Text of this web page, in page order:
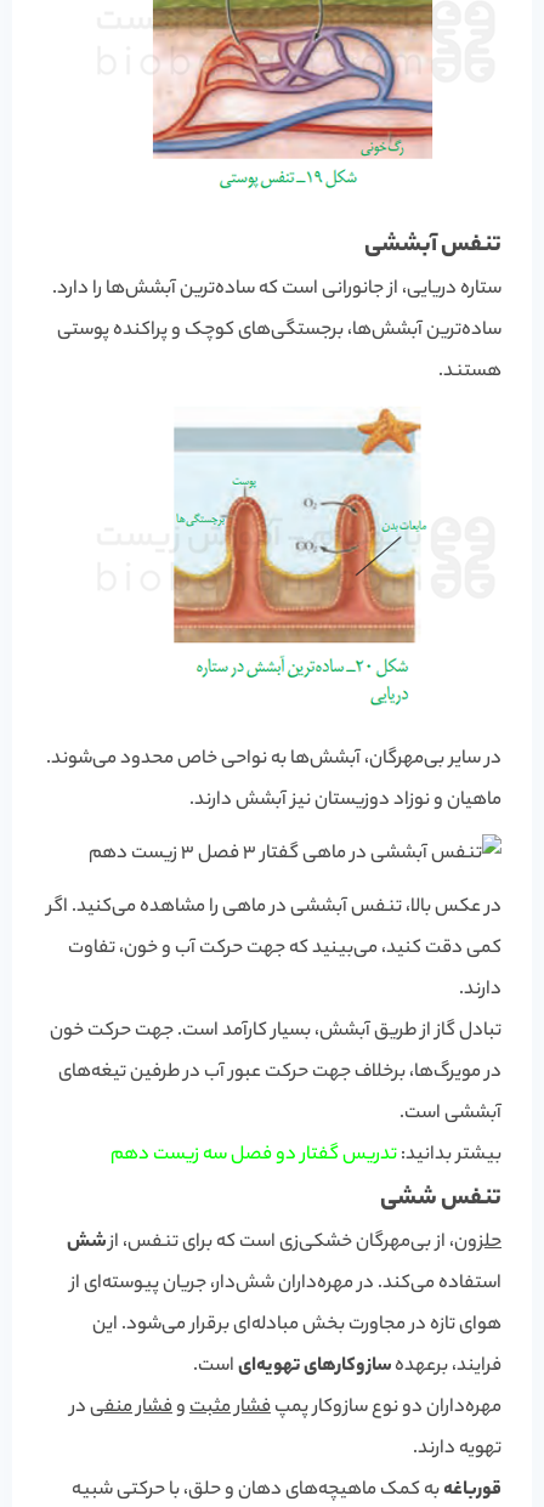
تنفس آبششی
ستاره دریایی، از جانورانی است که ساده‌ترین آبشش‌ها را دارد.
ساده‌ترین آبشش‌ها، برجستگی‌های کوچک و پراکنده پوستی
هستند.
در سایر بی‌مهرگان، آبشش‌ها به نواحی خاص محدود می‌شوند.
ماهیان و نوزاد دوزیستان نیز آبشش دارند.
در عکس بالا، تنفس آبششی در ماهی را مشاهده می‌کنید. اگر
کمی دقت کنید، می‌بینید که جهت حرکت آب و خون، تفاوت
دارند.
تبادل گاز از طریق آبشش، بسیار کارآمد است. جهت حرکت خون
در مویرگ‌ها، برخلاف جهت حرکت عبور آب در طرفین تیغه‌های
آبششی است.
بیشتر بدانید:تدریس گفتار دو فصل سه زیست دهم
تنفس ششی
حلزون، از بی‌مهرگان خشکی‌زی است که برای تنفس، ازشش
استفاده می‌کند. در مهره‌داران شش‌دار، جریان پیوسته‌ای از
هوای تازه در مجاورت بخش مبادله‌ای برقرار می‌شود. این
فرایند، برعهدهسازوکارهای تهویه‌ایاست.
مهره‌داران دو نوع سازوکار پمپفشار مثبتوفشار منفیدر
تهویه دارند.
قورباغهبه کمک ماهیچه‌های دهان و حلق، با حرکتی شبیه